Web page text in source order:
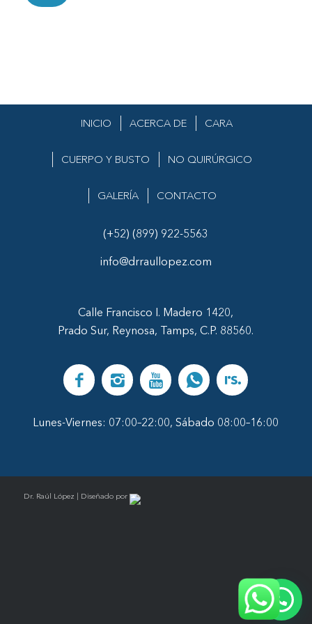
INICIO ACERCA DE CARA
CUERPO Y BUSTO NO QUIRÚRGICO
GALERÍA CONTACTO
(+52) (899) 922-5563
info@drraullopez.com
Calle Francisco I. Madero 1420,
Prado Sur, Reynosa, Tamps, C.P. 88560.
Lunes-Viernes: 07:00–22:00, Sábado 08:00–16:00
Dr. Raúl López | Diseñado por